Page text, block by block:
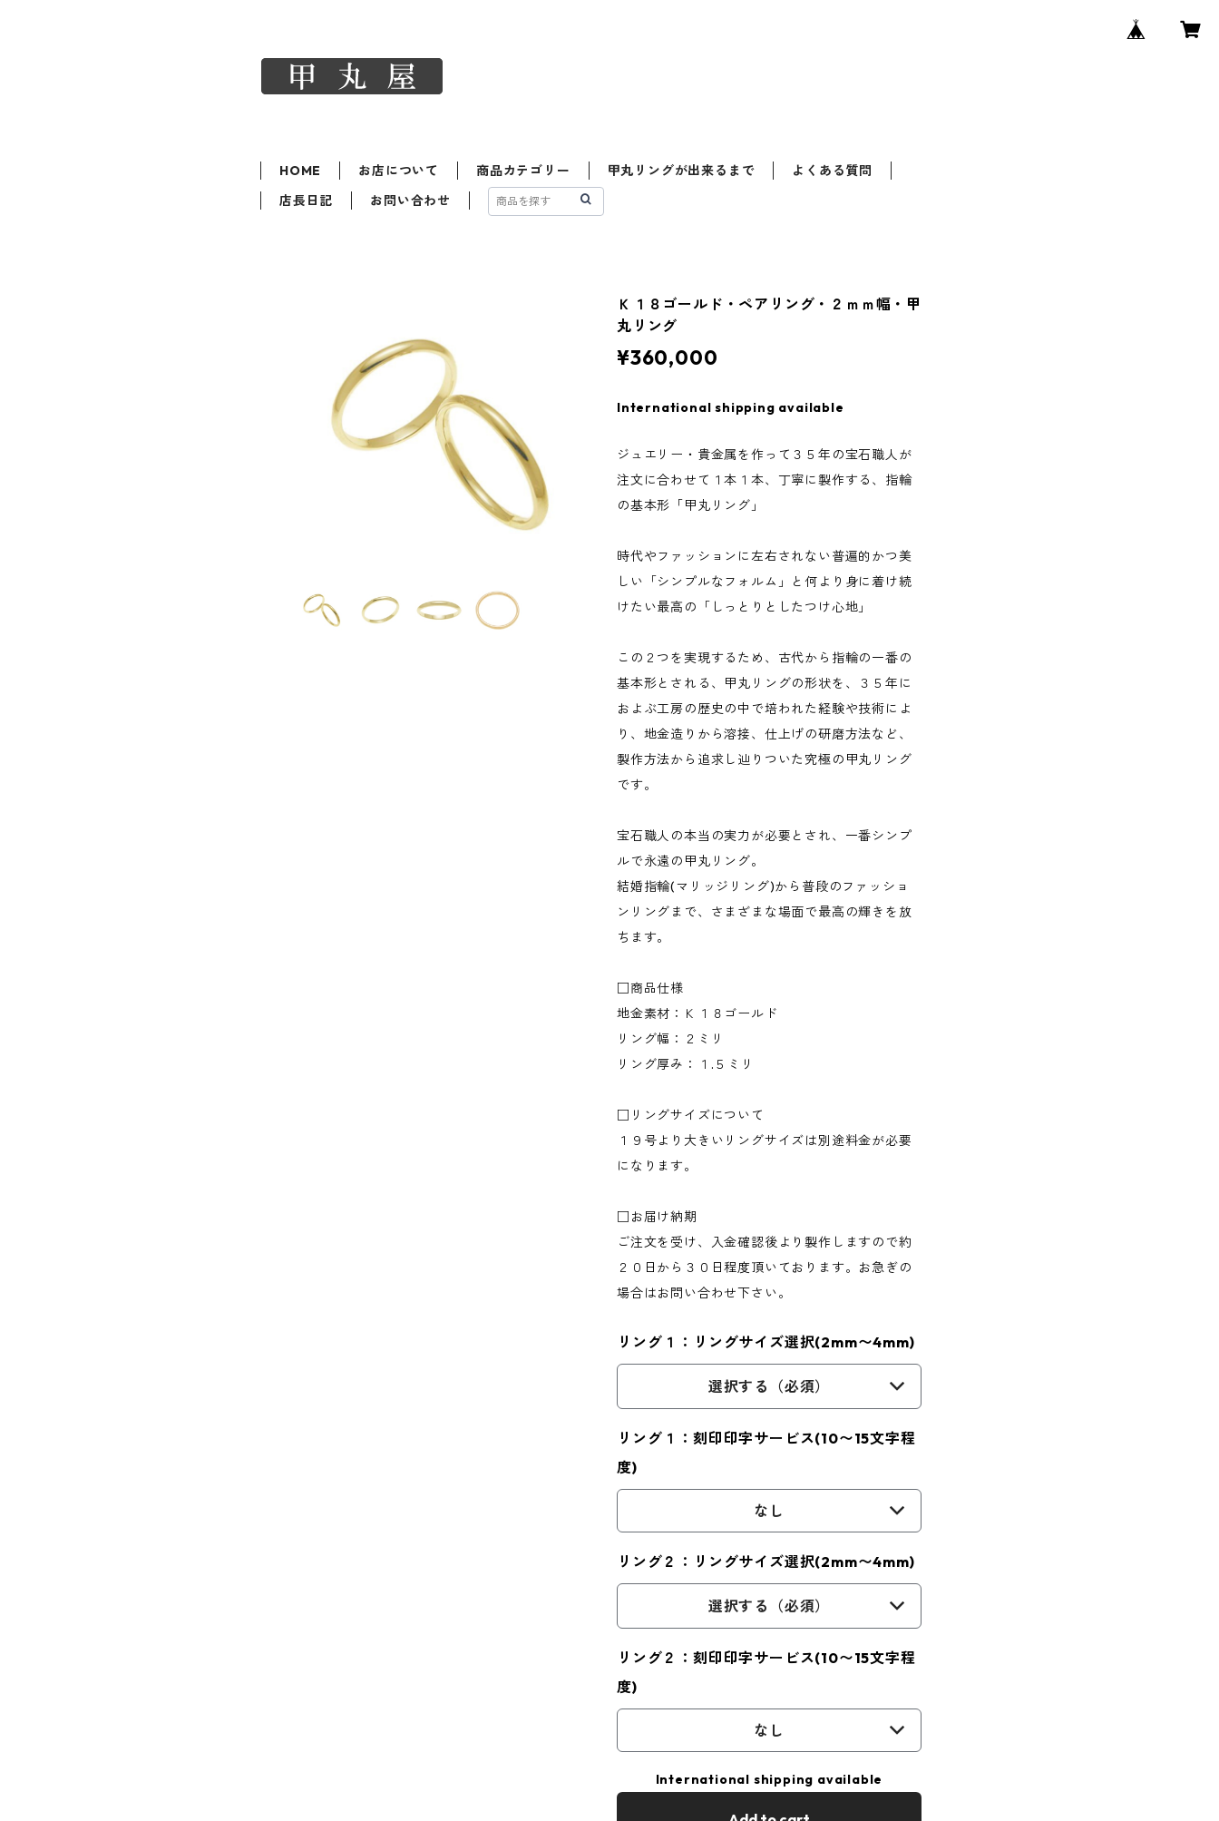
HOME お店について 商品カテゴリー 甲丸リングが出来るまで
よくある質問
店長日記
お問い合わせ
Ｋ１８ゴールド・ペアリング・２ｍｍ幅・甲
丸リング
¥360,000
International shipping available
ジュエリー・貴金属を作って３５年の宝石職人が
注文に合わせて１本１本、丁寧に製作する、指輪
の基本形「甲丸リング」
時代やファッションに左右されない普遍的かつ美
しい「シンプルなフォルム」と何より身に着け続
けたい最高の「しっとりとしたつけ心地」
この２つを実現するため、古代から指輪の一番の
基本形とされる、甲丸リングの形状を、３５年に
およぶ工房の歴史の中で培われた経験や技術によ
り、地金造りから溶接、仕上げの研磨方法など、
製作方法から追求し辿りついた究極の甲丸リング
です。
宝石職人の本当の実力が必要とされ、一番シンプ
ルで永遠の甲丸リング。
結婚指輪(マリッジリング)から普段のファッショ
ンリングまで、さまざまな場面で最高の輝きを放
ちます。
□商品仕様
地金素材：Ｋ１８ゴールド
リング幅：２ミリ
リング厚み：１.５ミリ
□リングサイズについて
１９号より大きいリングサイズは別途料金が必要
になります。
□お届け納期
ご注文を受け、入金確認後より製作しますので約
２０日から３０日程度頂いております。お急ぎの
場合はお問い合わせ下さい。
リング１：リングサイズ選択(2mm〜4mm)
選択する（必須）
リング１：刻印印字サービス(10〜15文字程
度)
なし
リング２：リングサイズ選択(2mm〜4mm)
選択する（必須）
リング２：刻印印字サービス(10〜15文字程
度)
なし
International shipping available